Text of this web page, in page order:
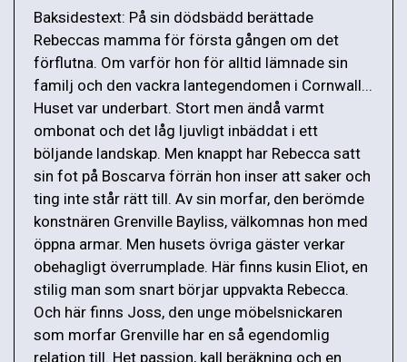
Baksidestext: På sin dödsbädd berättade
Rebeccas mamma för första gången om det
förflutna. Om varför hon för alltid lämnade sin
familj och den vackra lantegendomen i Cornwall...
Huset var underbart. Stort men ändå varmt
ombonat och det låg ljuvligt inbäddat i ett
böljande landskap. Men knappt har Rebecca satt
sin fot på Boscarva förrän hon inser att saker och
ting inte står rätt till. Av sin morfar, den berömde
konstnären Grenville Bayliss, välkomnas hon med
öppna armar. Men husets övriga gäster verkar
obehagligt överrumplade. Här finns kusin Eliot, en
stilig man som snart börjar uppvakta Rebecca.
Och här finns Joss, den unge möbelsnickaren
som morfar Grenville har en så egendomlig
relation till. Het passion, kall beräkning och en